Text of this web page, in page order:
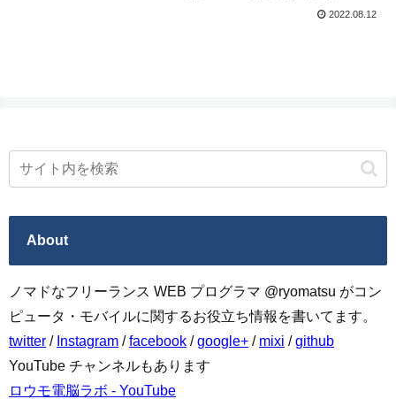
だ。しかし、人によってはデスクトップア
2022.08.12
About
ノマドなフリーランス WEB プログラマ @ryomatsu がコン
ピュータ・モバイルに関するお役立ち情報を書いてます。
twitter / Instagram /facebook /google+ / mixi /github
YouTube チャンネルもあります
ロウモ電脳ラボ - YouTube